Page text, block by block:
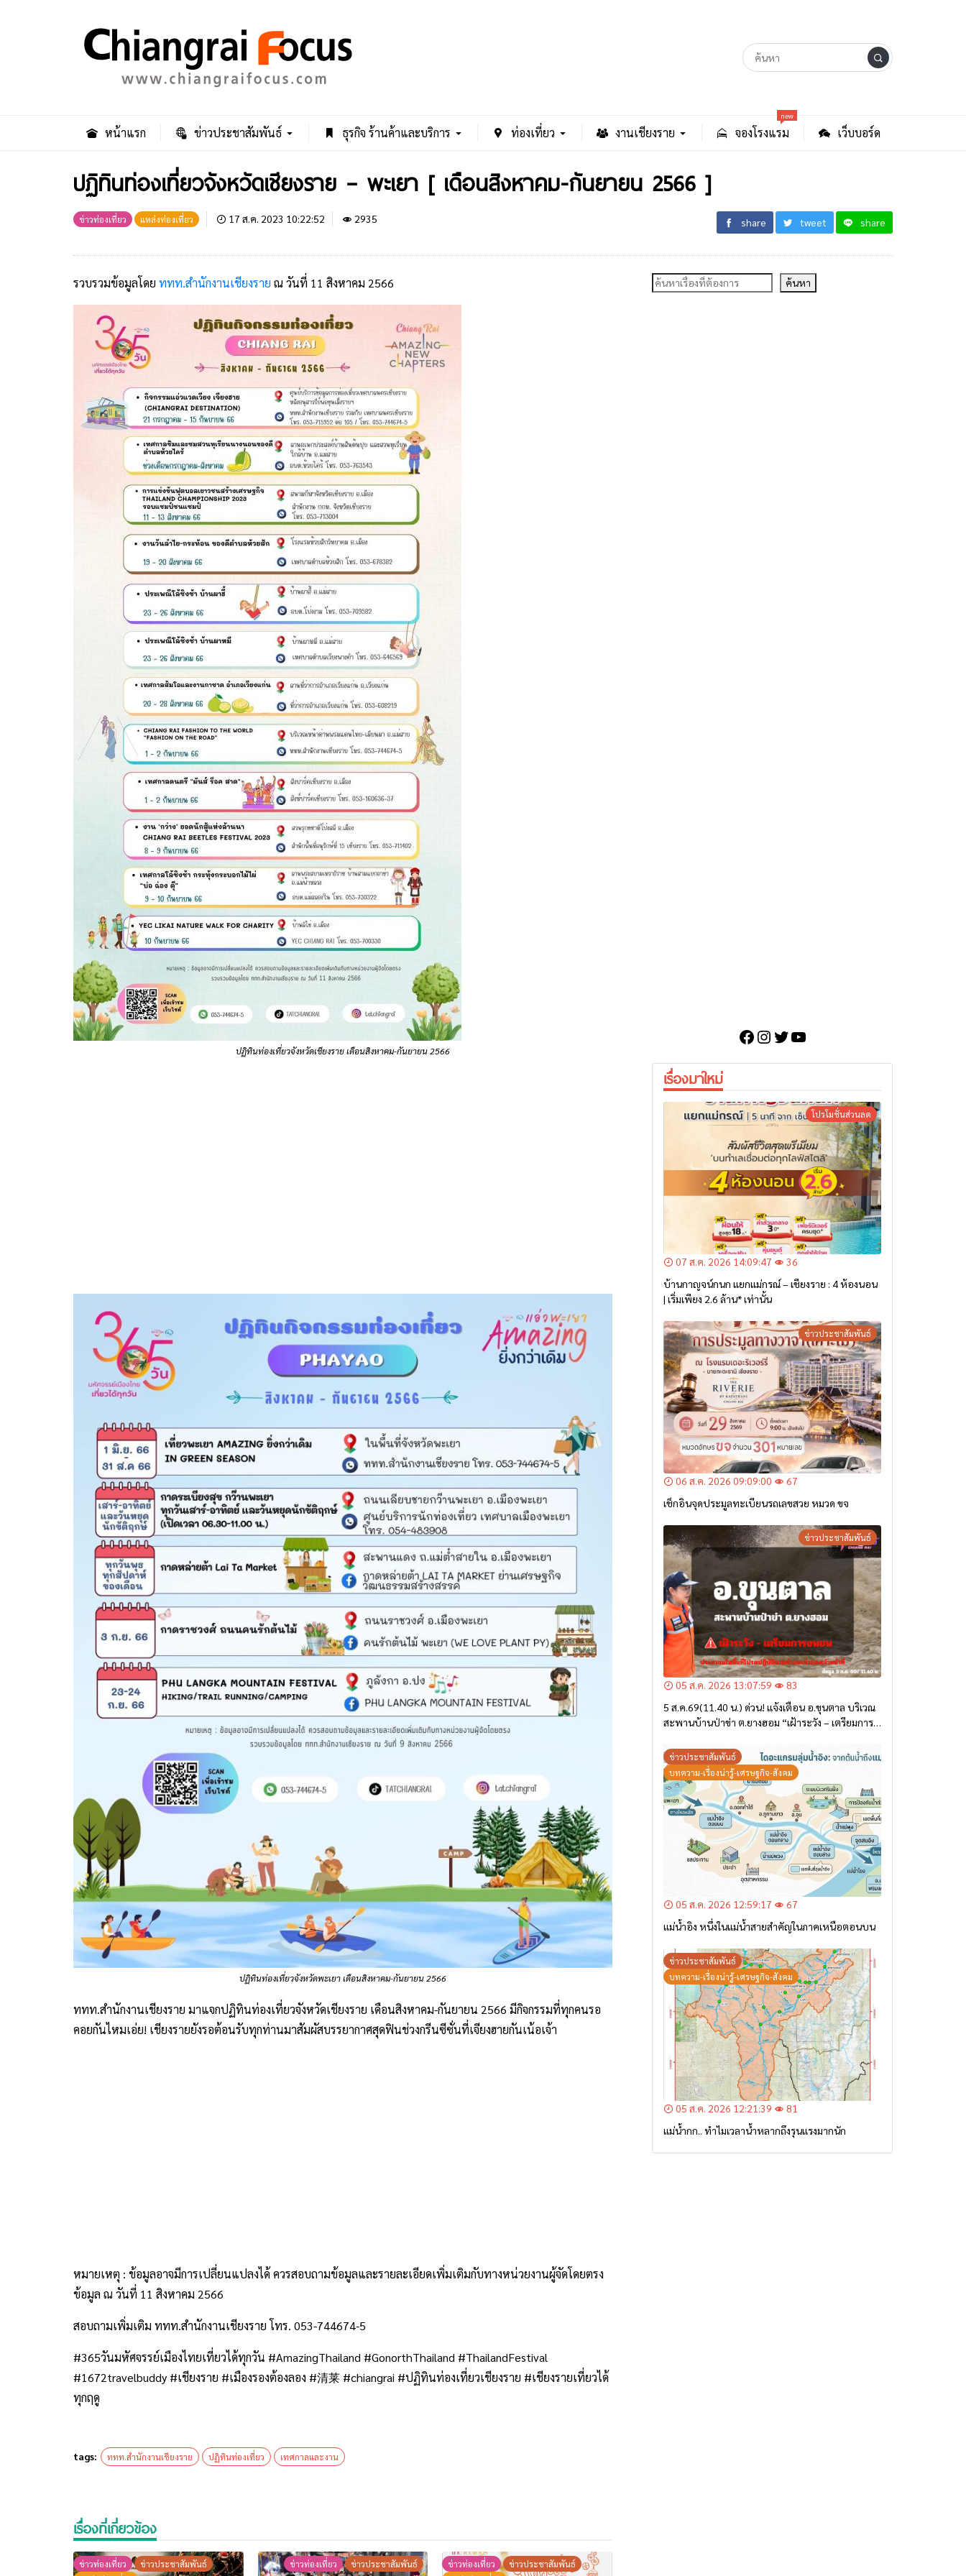
หน้าแรก ข่าวประชาสัมพันธ์ ธุรกิจ ร้านค้าและบริการ ท่องเที่ยว งานเชียงราย จองโรงแรม
new
เว็บบอร์ด
ปฏิทินท่องเที่ยวจังหวัดเชียงราย – พะเยา [ เดือนสิงหาคม-กันยายน 2566 ]
ข่าวท่องเที่ยว แหล่งท่องเที่ยว 17 ส.ค. 2023 10:22:52 2935 share tweet share
รวบรวมข้อมูลโดย ททท.สำนักงานเชียงราย ณ วันที่ 11 สิงหาคม 2566
ปฏิทินท่องเที่ยวจังหวัดเชียงราย เดือนสิงหาคม-กันยายน 2566
ปฏิทินท่องเที่ยวจังหวัดพะเยา เดือนสิงหาคม-กันยายน 2566
ททท.สำนักงานเชียงราย มาแจกปฏิทินท่องเที่ยวจังหวัดเชียงราย เดือนสิงหาคม-กันยายน 2566 มีกิจกรรมที่ทุกคนรอ
คอยกันไหมเอ่ย! เชียงรายยังรอต้อนรับทุกท่านมาสัมผัสบรรยากาศสุดฟินช่วงกรีนซีซั่นที่เจียงฮายกันเน้อเจ้า
หมายเหตุ : ข้อมูลอาจมีการเปลี่ยนแปลงได้ ควรสอบถามข้อมูลและรายละเอียดเพิ่มเติมกับทางหน่วยงานผู้จัดโดยตรง
ข้อมูล ณ วันที่ 11 สิงหาคม 2566
สอบถามเพิ่มเติม ททท.สำนักงานเชียงราย โทร. 053-744674-5
#365วันมหัศจรรย์เมืองไทยเที่ยวได้ทุกวัน #AmazingThailand #GonorthThailand #ThailandFestival
#1672travelbuddy #เชียงราย #เมืองรองต้องลอง #清莱 #chiangrai #ปฏิทินท่องเที่ยวเชียงราย #เชียงรายเที่ยวได้
ทุกฤดู
tags: ททท.สำนักงานเชียงราย ปฏิทินท่องเที่ยว เทศกาลและงาน
เรื่องที่เกี่ยวข้อง
ข่าวท่องเที่ยว
ข่าวประชาสัมพันธ์
ข่าวท่องเที่ยว ข่าวประชาสัมพันธ์ ข่าวท่องเที่ยว
ข่าวประชาสัมพันธ์
ค้นหา ค้นหา
Facebook
Instagram
Twitter
YouTube
เรื่องมาใหม่
โปรโมชั่นส่วนลด
07 ส.ค. 2026 14:09:47
36
บ้านกาญจน์กนก แยกแม่กรณ์ – เชียงราย : 4 ห้องนอน
| เริ่มเพียง 2.6 ล้าน* เท่านั้น
ข่าวประชาสัมพันธ์
06 ส.ค. 2026 09:09:00
67
เช็กอินจุดประมูลทะเบียนรถเลขสวย หมวด ขจ
ข่าวประชาสัมพันธ์
05 ส.ค. 2026 13:07:59
83
5 ส.ค.69(11.40 น.) ด่วน! แจ้งเตือน อ.ขุนตาล บริเวณ
สะพานบ้านป่าข่า ต.ยางฮอม “เฝ้าระวัง – เตรียมการ
ข่าวประชาสัมพันธ์
บทความ-เรื่องน่ารู้-เศรษฐกิจ-สังคม
05 ส.ค. 2026 12:59:17
67
แม่น้ำอิง หนึ่งในแม่น้ำสายสำคัญในภาคเหนือตอนบน
ข่าวประชาสัมพันธ์
บทความ-เรื่องน่ารู้-เศรษฐกิจ-สังคม
05 ส.ค. 2026 12:21:39
81
แม่น้ำกก.. ทำไมเวลาน้ำหลากถึงรุนแรงมากนัก